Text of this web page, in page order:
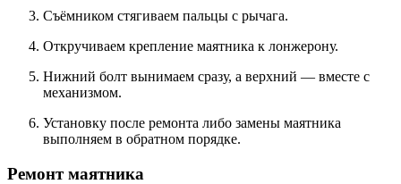
Съёмником стягиваем пальцы с рычага.
Откручиваем крепление маятника к лонжерону.
Нижний болт вынимаем сразу, а верхний — вместе с
механизмом.
Установку после ремонта либо замены маятника
выполняем в обратном порядке.
Ремонт маятника